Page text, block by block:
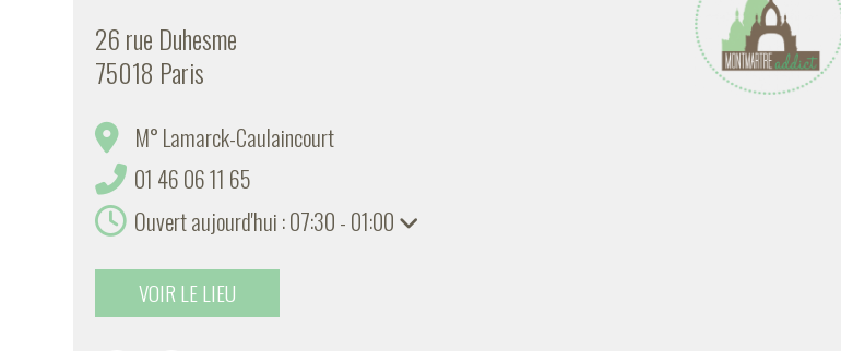
26 rue Duhesme
75018 Paris
M° Lamarck-Caulaincourt
01 46 06 11 65
Ouvert aujourd'hui : 07:30 - 01:00
VOIR LE LIEU